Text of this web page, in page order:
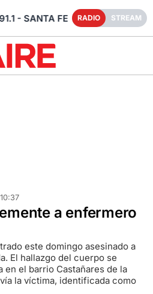
- SANTA FE RADIO STREAM
a enfermero
este domingo asesinado a
El hallazgo del cuerpo se
en el barrio Castañares de la
la víctima, identificada como